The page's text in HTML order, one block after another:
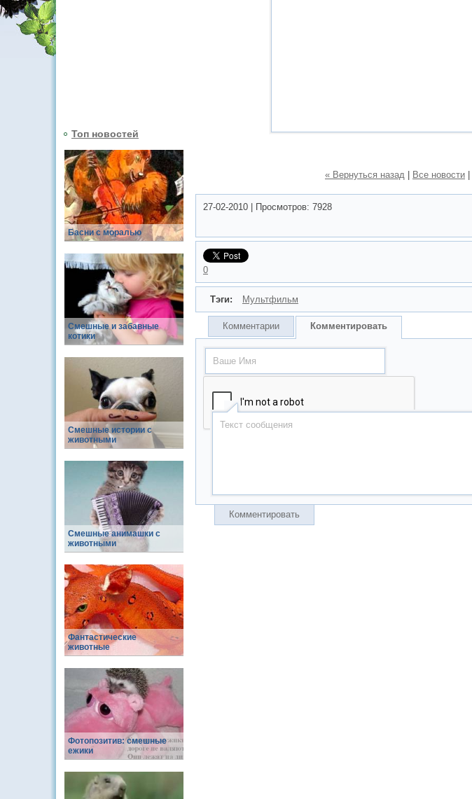
Топ новостей
Басни с моралью
Смешные и забавные
котики
Смешные истории с
животными
Смешные анимашки с
животными
Фантастические
животные
Фотопозитив: смешные
ежики
« Вернуться назад Все новости
27-02-2010 Просмотров: 7928
0
Тэги: Мультфильм
Комментарии Комментировать
Комментировать